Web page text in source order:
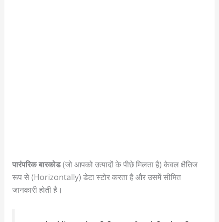
पारंपरिक बारकोड(जो आपको उत्पादों के पीछे मिलता है) केवल क्षैतिज
रूप से (Horizontally) डेटा स्टोर करता है और उसमें सीमित
जानकारी होती है।